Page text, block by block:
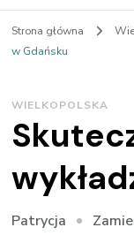
Strona główna
w Gdańsku
WIELKOPOLSKA
Patrycja